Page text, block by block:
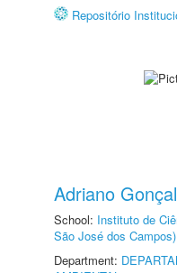
Repositório
Adriano
School: Instituto de
São José dos Campos)
Department: